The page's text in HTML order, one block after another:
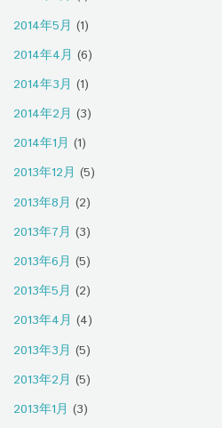
2014年5月 (1)
2014年4月 (6)
2014年3月 (1)
2014年2月 (3)
2014年1月 (1)
2013年12月 (5)
2013年8月 (2)
2013年7月 (3)
2013年6月 (5)
2013年5月 (2)
2013年4月 (4)
2013年3月 (5)
2013年2月 (5)
2013年1月 (3)